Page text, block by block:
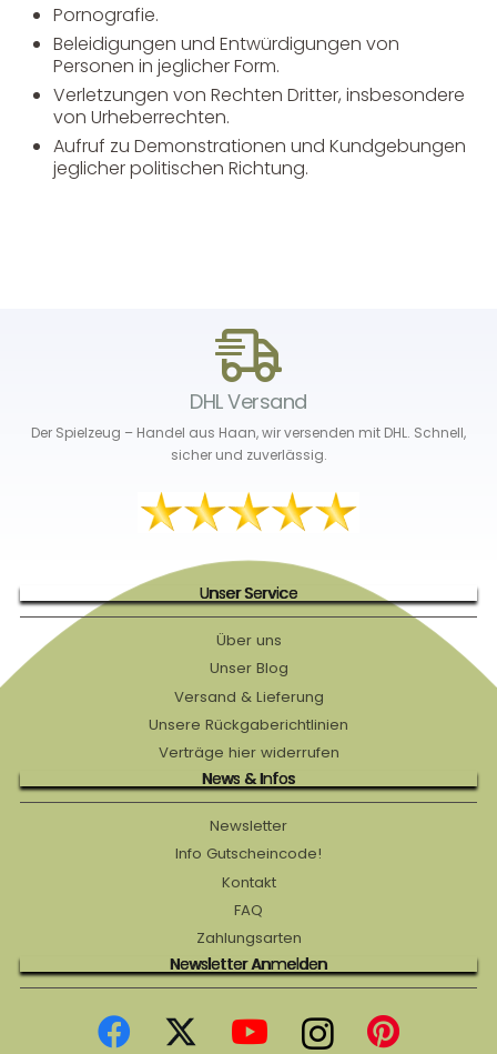
Pornografie.
Beleidigungen und Entwürdigungen von
Personen in jeglicher Form.
Verletzungen von Rechten Dritter, insbesondere
von Urheberrechten.
Aufruf zu Demonstrationen und Kundgebungen
jeglicher politischen Richtung.
DHL Versand
Der Spielzeug – Handel aus Haan, wir versenden mit DHL. Schnell,
sicher und zuverlässig.
Unser Service
Über uns
Unser Blog
Versand & Lieferung
Unsere Rückgaberichtlinien
Verträge hier widerrufen
News & Infos
Newsletter
Info Gutscheincode!
Kontakt
FAQ
Zahlungsarten
Newsletter Anmelden